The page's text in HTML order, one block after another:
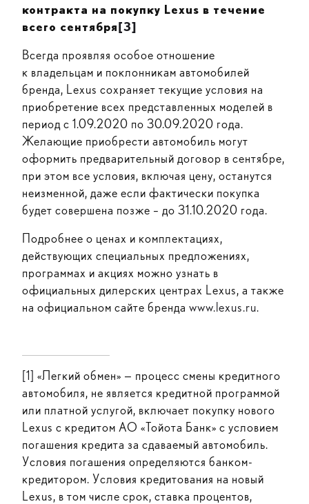
контракта на покупку Lexus в течение
всего сентября[3]
Всегда проявляя особое отношение
к владельцам и поклонникам автомобилей
бренда, Lexus сохраняет текущие условия на
приобретение всех представленных моделей в
период с 1.09.2020 по 30.09.2020 года.
Желающие приобрести автомобиль могут
оформить предварительный договор в сентябре,
при этом все условия, включая цену, останутся
неизменной, даже если фактически покупка
будет совершена позже – до 31.10.2020 года.
Подробнее о ценах и комплектациях,
действующих специальных предложениях,
программах и акциях можно узнать в
официальных дилерских центрах Lexus, а также
на официальном сайте бренда www.lexus.ru.
[1] «Легкий обмен» — процесс смены кредитного
автомобиля, не является кредитной программой
или платной услугой, включает покупку нового
Lexus с кредитом АО «Тойота Банк» с условием
погашения кредита за сдаваемый автомобиль.
Условия погашения определяются банком-
кредитором. Условия кредитования на новый
Lexus, в том числе срок, ставка процентов,